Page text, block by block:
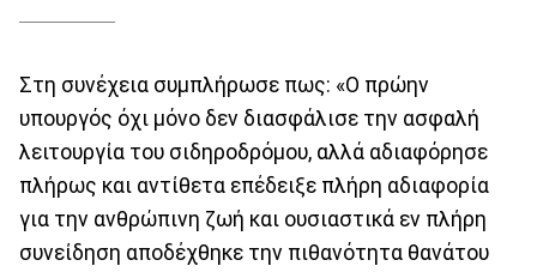
Στη συνέχεια συμπλήρωσε πως: «Ο πρώην
υπουργός όχι μόνο δεν διασφάλισε την ασφαλή
λειτουργία του σιδηροδρόμου, αλλά αδιαφόρησε
πλήρως και αντίθετα επέδειξε πλήρη αδιαφορία
για την ανθρώπινη ζωή και ουσιαστικά εν πλήρη
συνείδηση αποδέχθηκε την πιθανότητα θανάτου